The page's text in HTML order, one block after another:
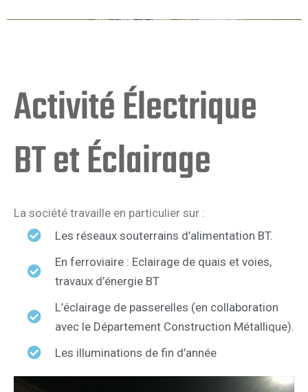
Activité Électrique
BT et Éclairage
La société travaille en particulier sur :
Les réseaux souterrains d’alimentation BT.
En ferroviaire : Eclairage de quais et voies,
travaux d’énergie BT
L’éclairage de passerelles (en collaboration
avec le Département Construction Métallique).
Les illuminations de fin d’année